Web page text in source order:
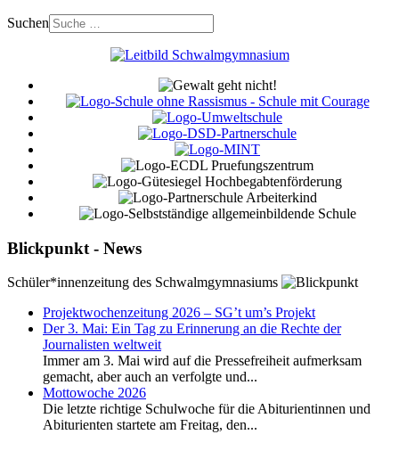
Suchen
Blickpunkt - News
Schüler*innenzeitung des Schwalmgymnasiums
Projektwochenzeitung 2026 – SG’t um’s Projekt
Der 3. Mai: Ein Tag zu Erinnerung an die Rechte der
Journalisten weltweit
Immer am 3. Mai wird auf die Pressefreiheit aufmerksam
gemacht, aber auch an verfolgte und...
Mottowoche 2026
Die letzte richtige Schulwoche für die Abiturientinnen und
Abiturienten startete am Freitag, den...